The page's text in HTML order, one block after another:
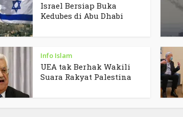
Israel Bersiap Buka
Kedubes di Abu Dhabi
Info Islam
UEA tak Berhak Wakili
Suara Rakyat Palestina